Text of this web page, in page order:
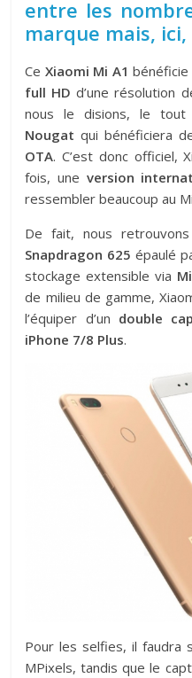
entre les
marque mais,
Ce Xiaomi Mi A1 bénéficie
full HD d’une résolution
nous le disions, le
Nougat qui bénéficiera
OTA. C’est donc officiel,
fois, une version
ressembler beaucoup au
De fait, nous
Snapdragon 625 épaulé
stockage extensible via
de milieu de gamme,
l’équiper d’un double
iPhone 7/8 Plus.
Pour les selfies, il faudra
MPixels, tandis que le